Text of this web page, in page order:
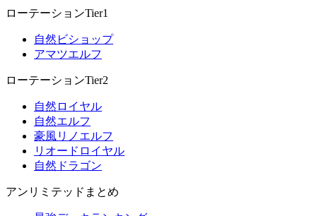
ローテーションTier1
自然ビショップ
アマツエルフ
ローテーションTier2
自然ロイヤル
自然エルフ
豪風リノエルフ
リオードロイヤル
自然ドラゴン
アンリミテッドまとめ